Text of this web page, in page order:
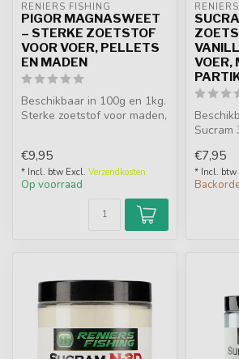
RENIERS FISHING
PIGOR MAGNASWEET
– STERKE ZOETSTOF
VOOR VOER, PELLETS
EN MADEN
Beschikbaar in 100g en 1kg.
Sterke zoetstof voor maden,
€9,95
* Incl. btw Excl. Verzendkosten
Op voorraad
VOER,
Sucram
€7,95
* Incl. btw